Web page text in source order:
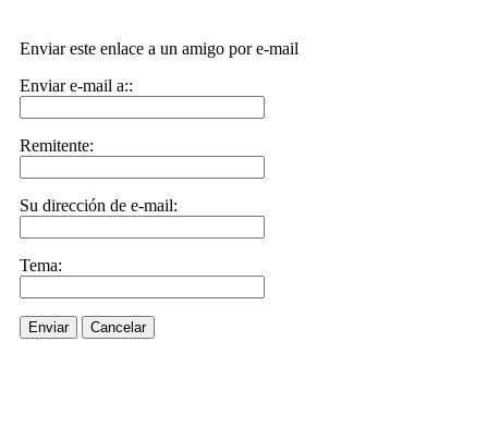
Enviar este enlace a un amigo por e-mail
Enviar e-mail a::
Remitente:
Su dirección de e-mail:
Tema:
Enviar Cancelar